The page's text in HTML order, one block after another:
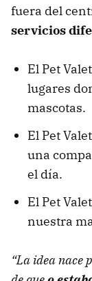
fuera del
servicios
El Pet
lugares
mascotas.
El Pet
una
el día.
El Pet
nuestra
“La idea nace